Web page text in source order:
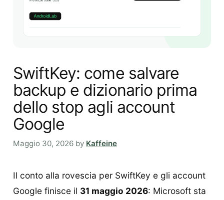
SwiftKey: come salvare
backup e dizionario prima
dello stop agli account
Google
Maggio 30, 2026 by Kaffeine
Il conto alla rovescia per SwiftKey e gli account
Google finisce il 31 maggio 2026: Microsoft sta